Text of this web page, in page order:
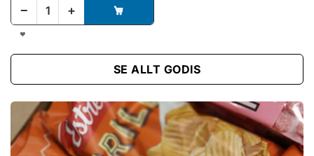
SE ALLT GODIS
− +
G
L
L
I
Ö